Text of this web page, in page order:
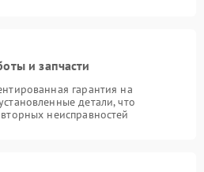
и запчасти
гарантия на
детали, что
неисправностей